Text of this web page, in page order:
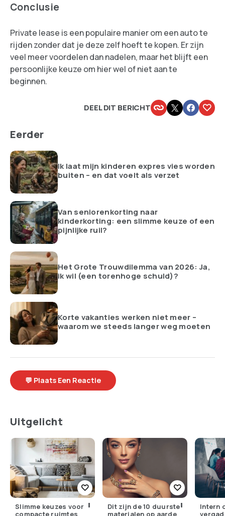
Conclusie
Private lease is een populaire manier om een auto te
rijden zonder dat je deze zelf hoeft te kopen. Er zijn
veel meer voordelen dan nadelen, maar het blijft een
persoonlijke keuze om hier wel of niet aan te
beginnen.
DEEL DIT BERICHT
Eerder
Ik laat mijn kinderen expres vies worden
buiten – en dat voelt als verzet
Van seniorenkorting naar
kinderkorting: een slimme keuze of een
pijnlijke ruil?
Het Grote Trouwdilemma van 2026: Ja,
ik wil (een torenhoge schuld)?
Korte vakanties werken niet meer –
waarom we steeds langer weg moeten
💬 Plaats Een Reactie
Uitgelicht
Slimme keuzes voor
compacte ruimtes
Dit zijn de 10 duurste
materialen op aarde
Intern